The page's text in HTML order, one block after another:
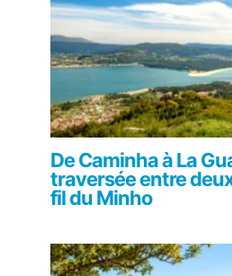
De Caminha à La
traversée entre
fil du Minho